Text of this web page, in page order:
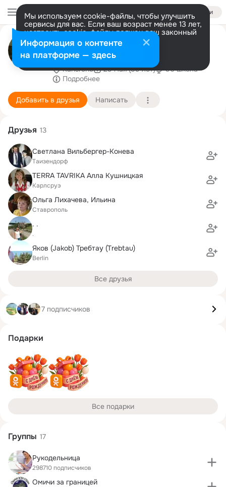
Войти
Мы используем cookie-файлы, чтобы улучшить
сервисы для вас. Если ваш возраст менее 13 лет,
настроить cookie-файлы должен ваш законный
представитель. Больше информации
Разрешить все Настроить
Лариса Мусино-Штоль
(Нагибина)
Karlsruhe 29 мая (59 лет)
90 школа
Подробнее
Добавить в друзья Написать
Друзья 13
Cветлана Вильбергер-Конева
Tаизендорф
TERRA TAVRIKA Алла Кушницкая
Карлсруэ
Ольга Лихачева, Ильина
Ставрополь
. .
.
Яков (Jakob) Требтау (Trebtau)
Berlin
Все друзья
7 подписчиков
Подарки
Все подарки
Группы 17
Рукодельница
298710 подписчиков
Омичи за границей
Информация о контенте
на платформе — здесь